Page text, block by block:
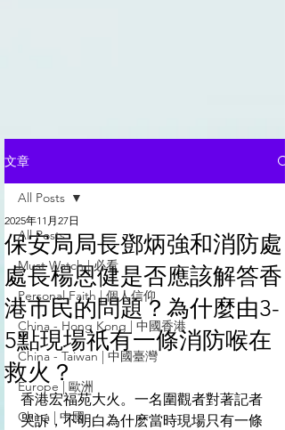
文章
All Posts
Must Watch | 必看
Personal Faith | 個人信仰
China - Hong Kong | 中國香港
China - Taiwan | 中國臺灣
Europe | 歐洲
China | 中國
All Posts
保安局局長鄧炳強和消防處
處長楊恩健是否應該解答香
港市民的問題？為什麼由3-
5點現場祇有一條消防喉在
救火？
2025年11月27日
香港宏福苑大火。一名圍觀者對著記者
哭訴，不明白為什麽當時現場只有一條